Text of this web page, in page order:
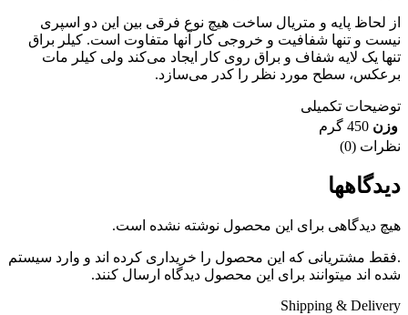
از لحاظ پایه و متریال ساخت هیچ نوع فرقی بین این دو اسپری
نیست و تنها شفافیت و خروجی کار آنها متفاوت است. کیلر براق
تنها یک لایه شفاف و براق روی کار ایجاد می‌کند ولی کیلر مات
برعکس، سطح مورد نظر را کدر می‌سازد.
توضیحات تکمیلی
وزن 450 گرم
نظرات (0)
دیدگاهها
هیچ دیدگاهی برای این محصول نوشته نشده است.
.فقط مشتریانی که این محصول را خریداری کرده اند و وارد سیستم
شده اند میتوانند برای این محصول دیدگاه ارسال کنند.
Shipping & Delivery